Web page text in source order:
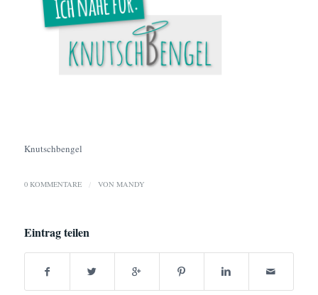
Knutschbengel
0 KOMMENTARE / VON MANDY
Eintrag teilen